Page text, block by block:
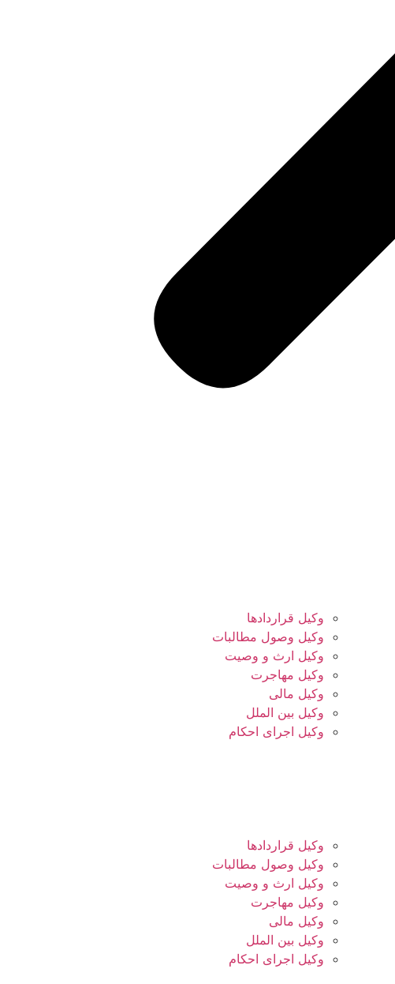
وکیل قراردادها
وکیل وصول مطالبات
وکیل ارث و وصیت
وکیل مهاجرت
وکیل مالی
وکیل بین الملل
وکیل اجرای احکام
وکیل قراردادها
وکیل وصول مطالبات
وکیل ارث و وصیت
وکیل مهاجرت
وکیل مالی
وکیل بین الملل
وکیل اجرای احکام